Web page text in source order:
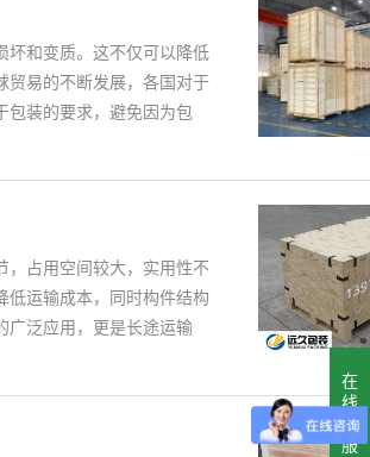
坏和变质。这不仅可以降低
贸易的不断发展，各国对于
包装的要求，避免因为包
，占用空间较大，实用性不
低运输成本，同时构件结构
广泛应用，更是长途运输
在
线
客
服